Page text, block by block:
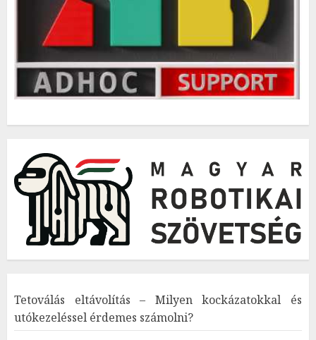
Tetoválás eltávolítás – Milyen kockázatokkal és
utókezeléssel érdemes számolni?